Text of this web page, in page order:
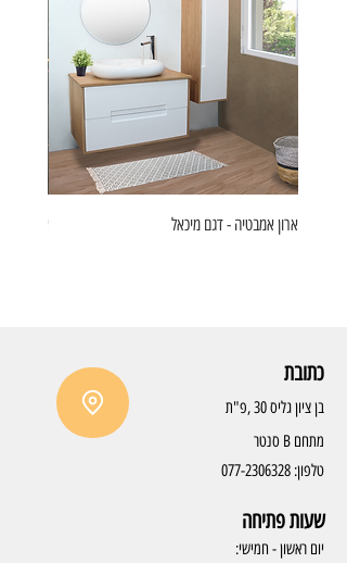
ארון אמבטיה - דגם מיכאל ארון
כתובת
בן ציון גליס 30 ,פ"ת
מתחם B סנטר
טלפון: 077-2306328
שעות פתיחה
יום ראשון - חמישי: